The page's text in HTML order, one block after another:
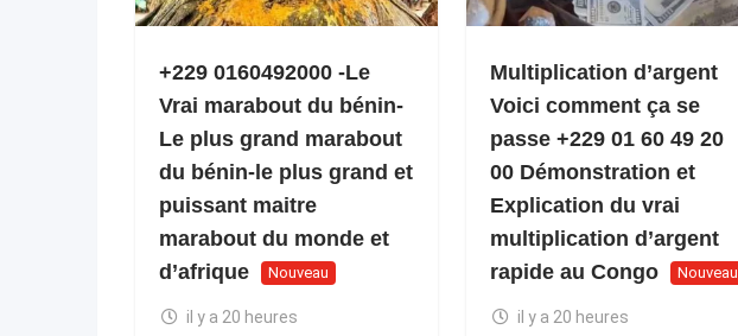
+229 0160492000 -Le
Vrai marabout du bénin-
Le plus grand marabout
du bénin-le plus grand et
puissant maitre
marabout du monde et
d’afrique
Nouveau
il y a 20 heures
Multiplication d’argent
Voici comment ça se
passe +229 01 60 49 20
00 Démonstration et
Explication du vrai
multiplication d’argent
rapide au Congo
Nouveau
il y a 20 heures